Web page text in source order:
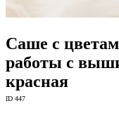
Саше с
работы с
красная
ID 447